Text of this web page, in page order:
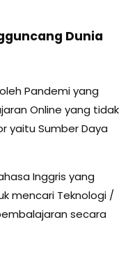
Dunia
Pandemi yang
Online yang tidak
yaitu Sumber Daya
Inggris yang
mencari Teknologi /
secara